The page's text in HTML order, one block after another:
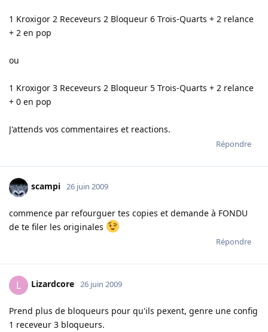
1 Kroxigor 2 Receveurs 2 Bloqueur 6 Trois-Quarts + 2 relance
+ 2 en pop
ou
1 Kroxigor 3 Receveurs 2 Bloqueur 5 Trois-Quarts + 2 relance
+ 0 en pop
J'attends vos commentaires et reactions.
Répondre
scampi 26 juin 2009
commence par refourguer tes copies et demande à FONDU
de te filer les originales
Répondre
L Lizardcore 26 juin 2009
Prend plus de bloqueurs pour qu'ils pexent, genre une config
1 receveur 3 bloqueurs.